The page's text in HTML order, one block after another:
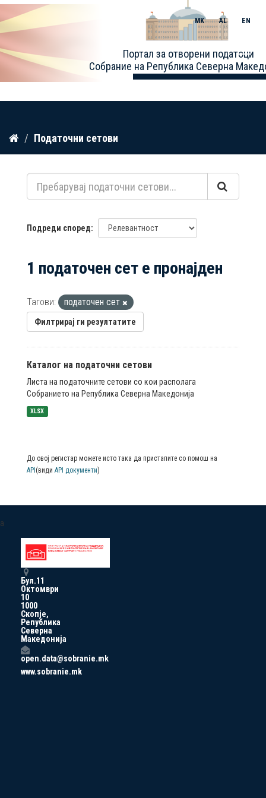
Прескокнете
содржина
Портал за отворени податоци
Собрание на Република Северна
MK AL EN
Toggle
Податочни сетови
Подреди според
1 податочен сет е пронајден
Тагови: податочен сет
Филтрирај ги резултатите
Каталог на податочни сетови
Листа на податочните сетови со кои располага
Собранието на Република Северна Македонија
XLSX
До овој регистар можете исто така да пристапите со помош на
API (види API документи)
a
Бул.11
Октомври
10
1000
Скопје,
Република
Северна
Македонија
open.data@sobranie.mk
www.sobranie.mk